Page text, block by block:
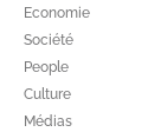
Economie
Société
People
Culture
Médias